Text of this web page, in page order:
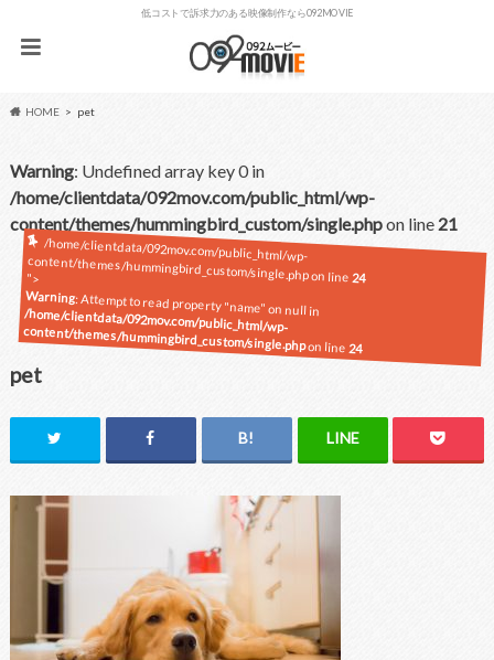
低コストで訴求力のある映像制作なら092MOVIE
HOME pet
Warning: Undefined array key 0 in
/home/clientdata/092mov.com/public_html/wp-
content/themes/hummingbird_custom/single.phpon line 21
/home/clientdata/092mov.com/public_html/wp-
content/themes/hummingbird_custom/single.php on line 24
">
Warning: Attempt to read property "name" on null in
/home/clientdata/092mov.com/public_html/wp-
content/themes/hummingbird_custom/single.phpon line 24
pet